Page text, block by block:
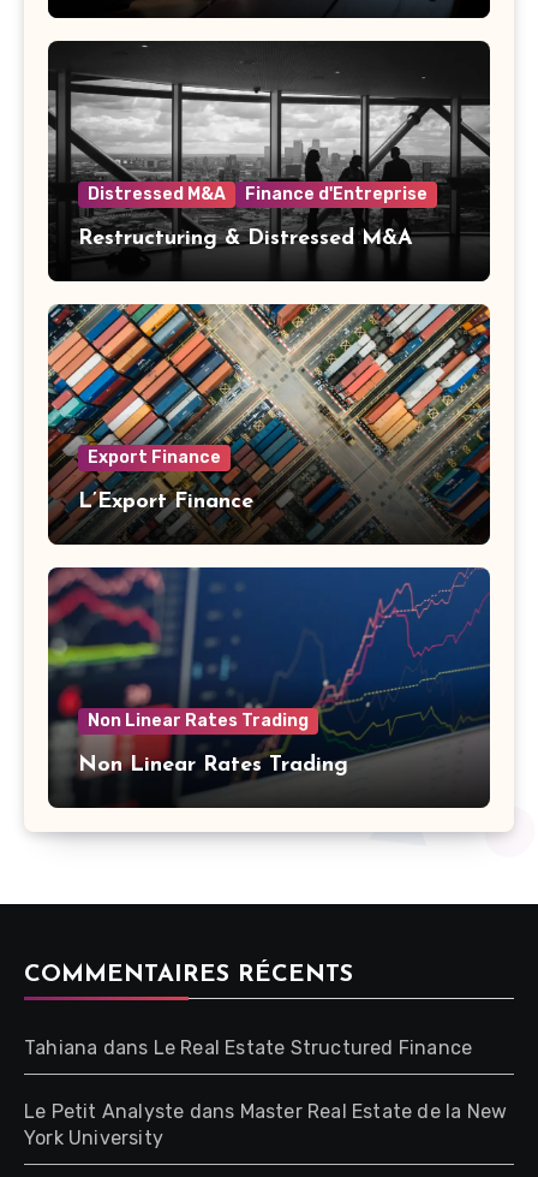
Distressed M&A Finance d'Entreprise
Restructuring & Distressed M&A
Export Finance
L’Export Finance
Non Linear Rates Trading
Non Linear Rates Trading
COMMENTAIRES RÉCENTS
Tahiana dans Le Real Estate Structured Finance
Le Petit Analyste dans Master Real Estate de la New
York University